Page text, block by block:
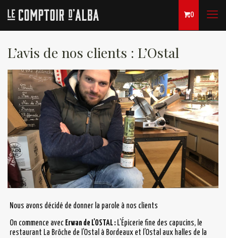
0
L’avis de nos clients : L’Ostal
Nous avons décidé de donner la parole à nos clients
On commence avec Erwan de L’OSTAL : L’Épicerie fine des capucins, le
restaurant La Brôche de l’Ostal à Bordeaux et l’Ostal aux halles de la